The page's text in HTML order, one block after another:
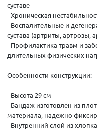
суставе
- Хроническая
- Воспалительные и
сустава (артриты, артрозы,
- Профилактика травм и
длительных физических
Особенности конструкции:
- Высота 29 см
- Бандаж изготовлен из
материала, надежно
- Внутренний слой из